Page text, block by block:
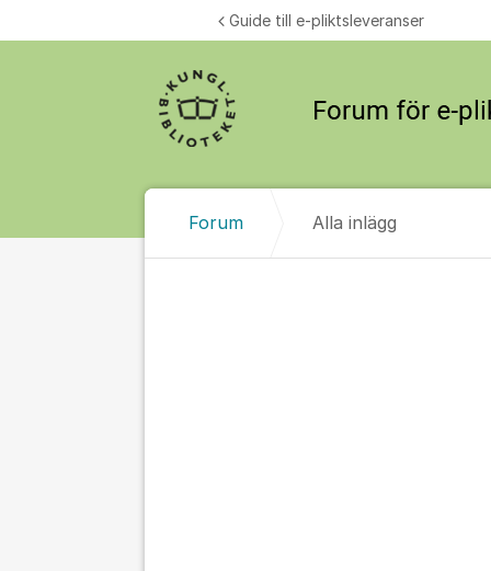
Guide till e-pliktsleveranser
Forum Alla inlägg